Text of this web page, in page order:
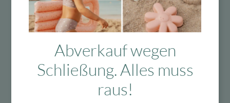
Kostenloser
Mit viel Liebe
verpackte
Produkte
30 Tage Rückgaberecht
Abverkauf wegen
Schließung. Alles muss
raus!